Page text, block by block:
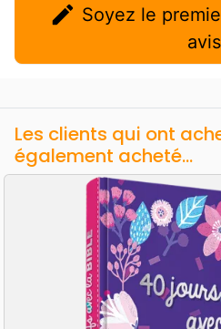
edit
avis
Les clients qui ont
également acheté...